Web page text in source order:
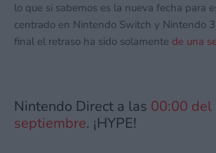
lo que si sabemos es la nueva fecha para
centrado en Nintendo Switch y Nintendo
final el retraso ha sido solamente de una
Nintendo Direct a las 00:00 del
septiembre. ¡HYPE!